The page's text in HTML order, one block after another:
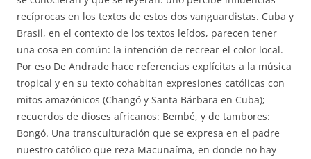
recíprocas en los textos de estos dos vanguardistas. Cuba y
Brasil, en el contexto de los textos leídos, parecen tener
una cosa en común: la intención de recrear el color local.
Por eso De Andrade hace referencias explícitas a la música
tropical y en su texto cohabitan expresiones católicas con
mitos amazónicos (Changó y Santa Bárbara en Cuba);
recuerdos de dioses africanos: Bembé, y de tambores:
Bongó. Una transculturación que se expresa en el padre
nuestro católico que reza Macunaíma, en donde no hay